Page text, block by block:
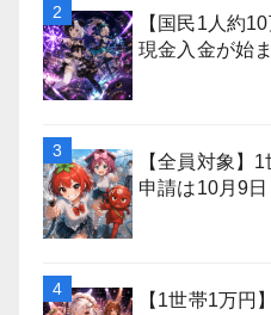
【国民1人約
現金入金が始
【全員対象】
申請は10月9
【1世帯1万円